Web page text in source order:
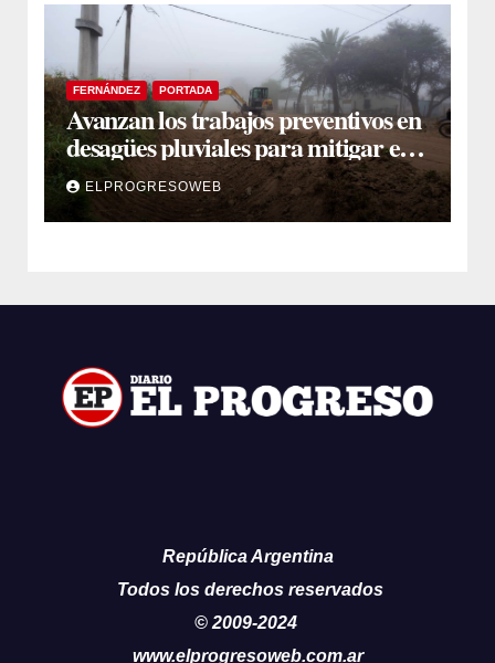
FERNÁNDEZ PORTADA
Avanzan los trabajos preventivos en
desagües pluviales para mitigar el
impacto de la temporada de lluvias
ELPROGRESOWEB
República Argentina
Todos los derechos reservados
© 2009-2024
www.elprogresoweb.com.ar